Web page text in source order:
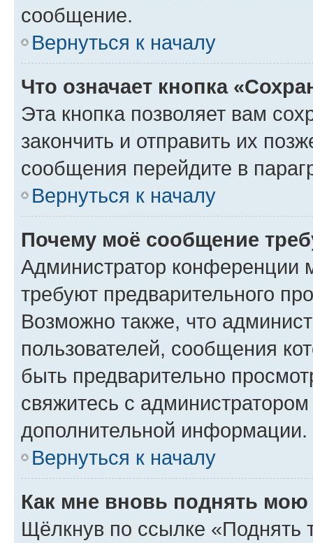
сообщение.
Вернуться к началу
Что означает кнопка
Эта кнопка позволяет вам
закончить и отправить их
сообщения перейдите в
Вернуться к началу
Почему моё сообщение
Администратор конференции
требуют предварительного
Возможно также, что
пользователей, сообщения
быть предварительно
свяжитесь с
дополнительной информации.
Вернуться к началу
Как мне вновь поднять мою
Щёлкнув по ссылке «Поднять